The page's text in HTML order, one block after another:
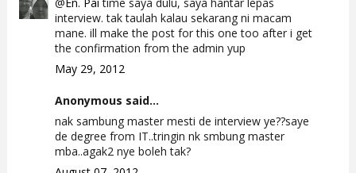
interview. tak taulah kalau sekarang ni macam
mane. ill make the post for this one too after i get
the confirmation from the admin yup
May 29, 2012
Anonymous said...
nak sambung master mesti de interview ye??saye
de degree from IT..tringin nk smbung master
mba..agak2 nye boleh tak?